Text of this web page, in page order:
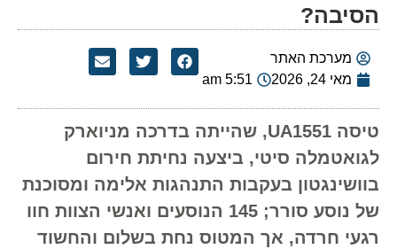
הסיבה?
מערכת האתר
מאי 24, 2026
5:51 am
טיסה UA1551, שהייתה בדרכה מניוארק
לגואטמלה סיטי, ביצעה נחיתת חירום
בוושינגטון בעקבות התנהגות אלימה ומסוכנת
של נוסע סורר; 145 הנוסעים ואנשי הצוות חוו
רגעי חרדה, אך המטוס נחת בשלום והחשוד